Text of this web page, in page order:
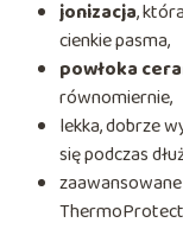
jonizacja,
cienkie pasma,
powłoka
równomiernie,
lekka, dobrze
się podczas
zaawansowane